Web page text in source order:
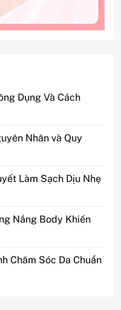
Dụng Và Cách
Nhân và Quy
Làm Sạch Dịu Nhẹ
Nắng Body Khiến
Chăm Sóc Da Chuẩn